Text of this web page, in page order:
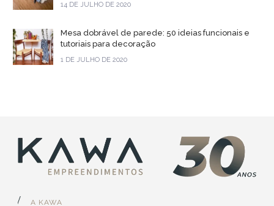
14 DE JULHO DE 2020
Mesa dobrável de parede: 50 ideias funcionais e
tutoriais para decoração
1 DE JULHO DE 2020
A KAWA